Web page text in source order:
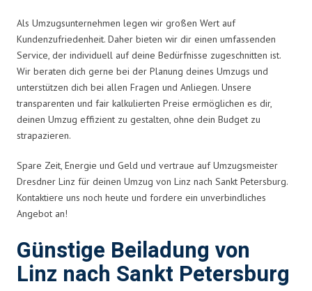
Als Umzugsunternehmen legen wir großen Wert auf
Kundenzufriedenheit. Daher bieten wir dir einen umfassenden
Service, der individuell auf deine Bedürfnisse zugeschnitten ist.
Wir beraten dich gerne bei der Planung deines Umzugs und
unterstützen dich bei allen Fragen und Anliegen. Unsere
transparenten und fair kalkulierten Preise ermöglichen es dir,
deinen Umzug effizient zu gestalten, ohne dein Budget zu
strapazieren.
Spare Zeit, Energie und Geld und vertraue auf Umzugsmeister
Dresdner Linz für deinen Umzug von Linz nach Sankt Petersburg.
Kontaktiere uns noch heute und fordere ein unverbindliches
Angebot an!
Günstige Beiladung von
Linz nach Sankt Petersburg